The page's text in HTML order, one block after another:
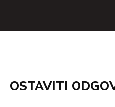
OSTAVITI